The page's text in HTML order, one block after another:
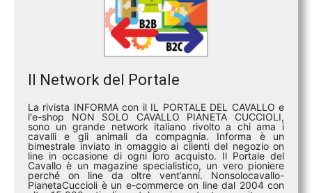
Il Network del Portale
La rivista INFORMA con il IL PORTALE DEL CAVALLO e
l'e-shop NON SOLO CAVALLO PIANETA CUCCIOLI,
sono un grande network italiano rivolto a chi ama i
cavalli e gli animali da compagnia. Informa è un
bimestrale inviato in omaggio ai clienti del negozio on
line in occasione di ogni loro acquisto. Il Portale del
Cavallo è un magazine specialistico, un vero pioniere
perché on line da oltre vent’anni. Nonsolocavallo-
PianetaCuccioli è un e-commerce on line dal 2004 con